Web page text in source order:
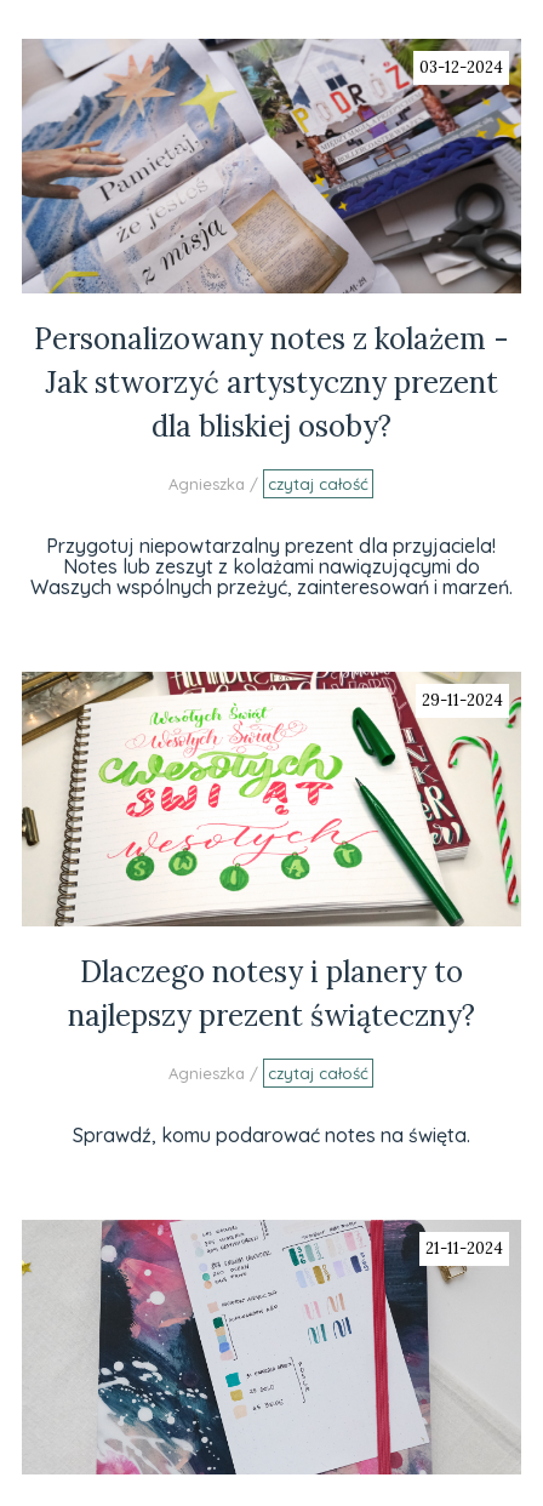
03-12-2024
Personalizowany notes z kolażem -
Jak stworzyć artystyczny prezent
dla bliskiej osoby?
Agnieszka / czytaj całość
Przygotuj niepowtarzalny prezent dla przyjaciela!
Notes lub zeszyt z kolażami nawiązującymi do
Waszych wspólnych przeżyć, zainteresowań i marzeń.
29-11-2024
Dlaczego notesy i planery to
najlepszy prezent świąteczny?
Agnieszka / czytaj całość
Sprawdź, komu podarować notes na święta.
21-11-2024